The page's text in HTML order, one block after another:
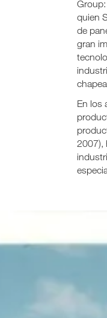
quien
de
gran
En los
2007),